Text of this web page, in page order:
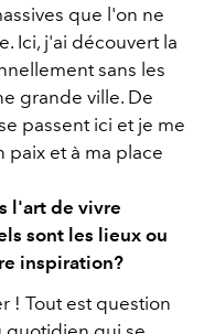
que l'on ne
Ici, j'ai découvert la
sans les
grande ville. De
passent ici et je me
et à ma place
l'art de vivre
sont les lieux ou
inspiration?
! Tout est question